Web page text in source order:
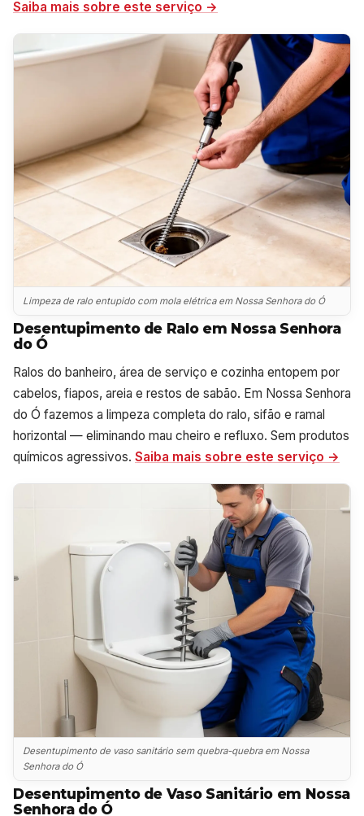
Saiba mais sobre este serviço →
Limpeza de ralo entupido com mola elétrica em Nossa Senhora do Ó
Desentupimento de Ralo em Nossa Senhora
do Ó
Ralos do banheiro, área de serviço e cozinha entopem por
cabelos, fiapos, areia e restos de sabão. Em Nossa Senhora
do Ó fazemos a limpeza completa do ralo, sifão e ramal
horizontal — eliminando mau cheiro e refluxo. Sem produtos
químicos agressivos. Saiba mais sobre este serviço →
Desentupimento de vaso sanitário sem quebra-quebra em Nossa
Senhora do Ó
Desentupimento de Vaso Sanitário em Nossa
Senhora do Ó